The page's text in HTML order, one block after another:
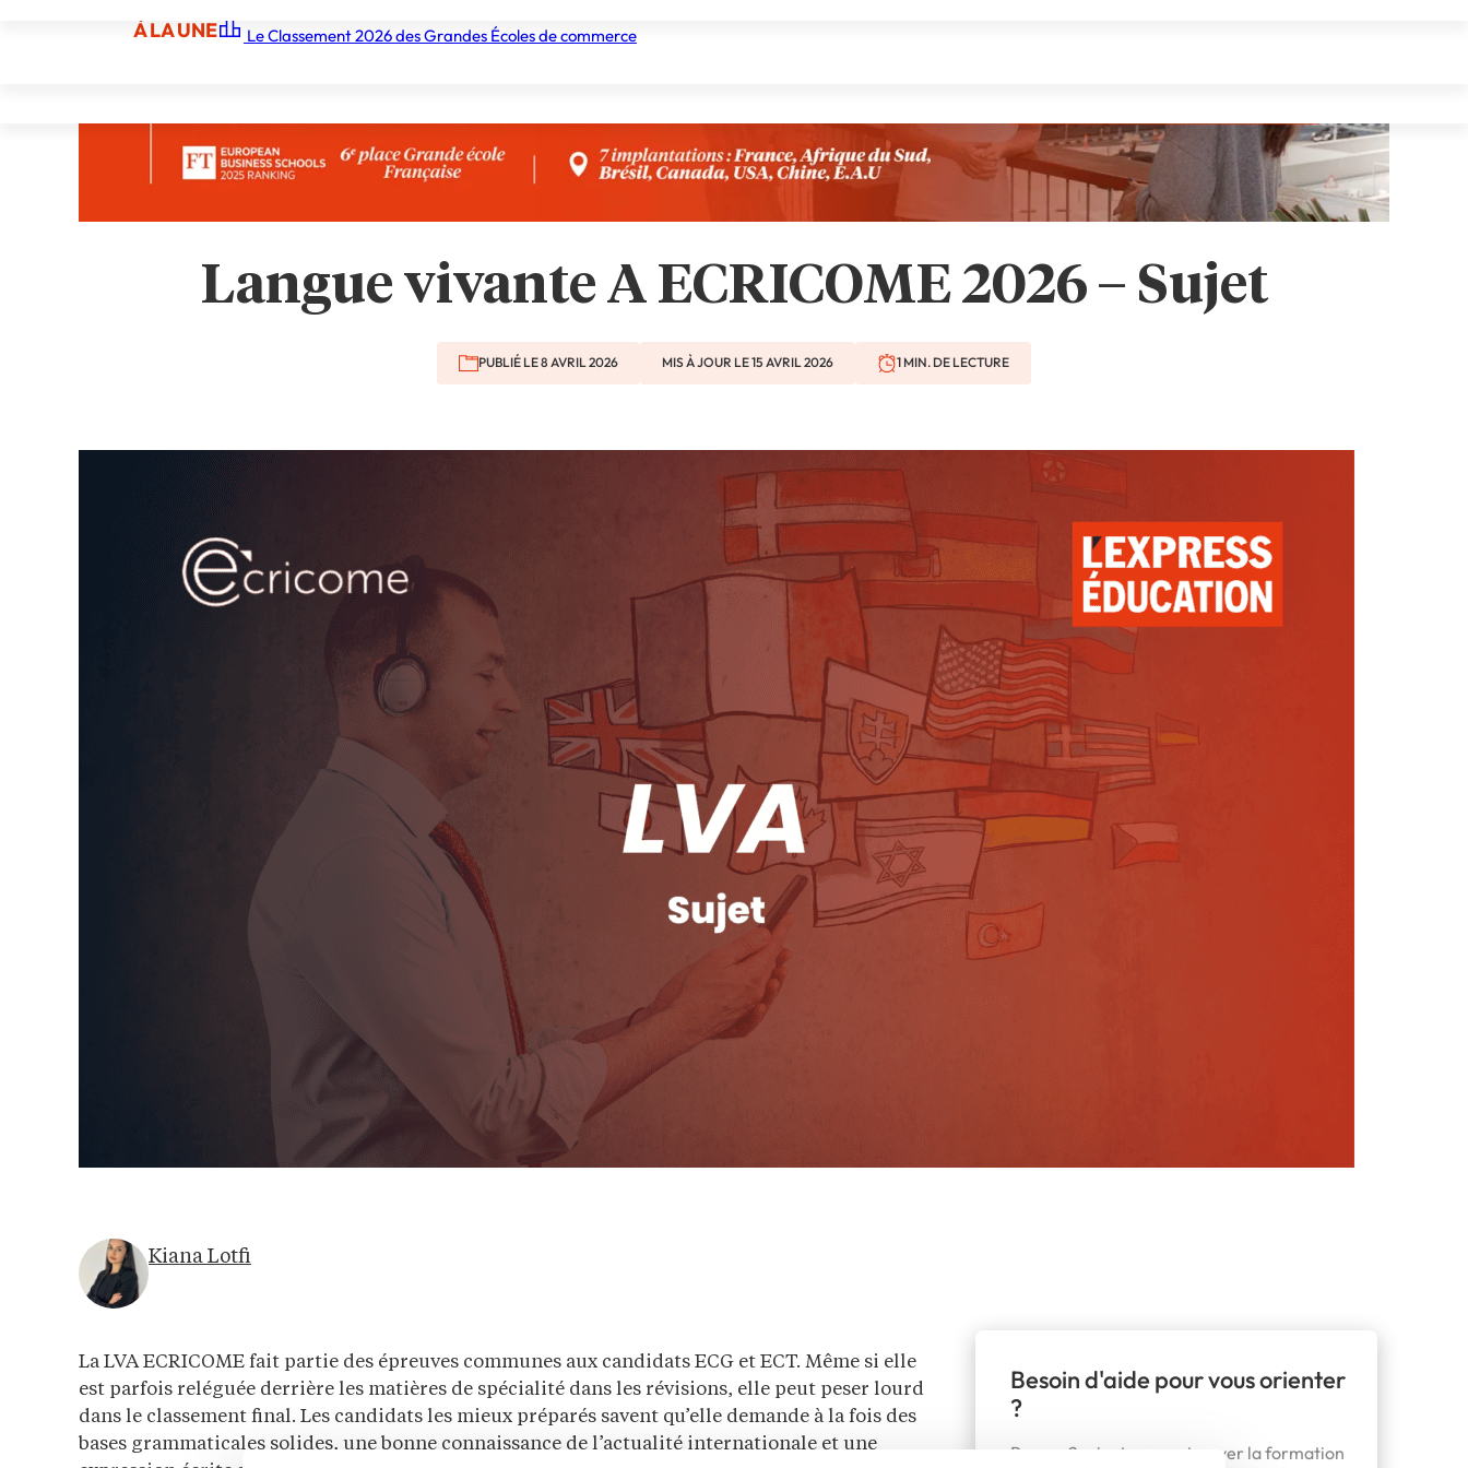
À LA UNE Le Classement 2026 des Grandes Écoles de commerce
Langue vivante A ECRICOME 2026 – Sujet
PUBLIÉ LE 8 AVRIL 2026 MIS À JOUR LE 15 AVRIL 2026 1 MIN. DE LECTURE
Kiana Lotfi
La LVA ECRICOME fait partie des épreuves communes aux candidats ECG et ECT. Même si elle
est parfois reléguée derrière les matières de spécialité dans les révisions, elle peut peser lourd
dans le classement final. Les candidats les mieux préparés savent qu’elle demande à la fois des
bases grammaticales solides, une bonne connaissance de l’actualité internationale et une
Besoin d'aide pour vous orienter
?
Prenez 2 minutes pour trouver la formation